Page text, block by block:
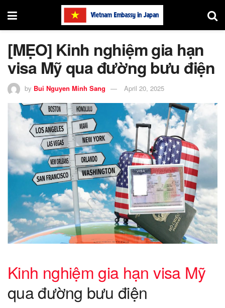
[MẸO] Kinh nghiệm gia hạn
visa Mỹ qua đường bưu điện
by Bui Nguyen Minh Sang April 20, 2025
Kinh nghiệm gia hạn visa Mỹ
qua đường bưu điện